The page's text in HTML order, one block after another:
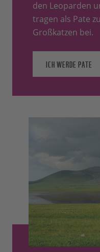
den Leoparden
tragen als Pate
Großkatzen bei.
ICH WERDE PATE